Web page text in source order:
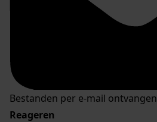
Bestanden per e-mail ontvangen
Reageren